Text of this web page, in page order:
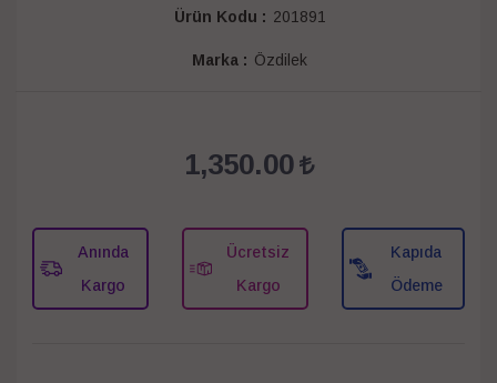
Ürün Kodu : 201891
Marka : Özdilek
1,350.00
Anında
Kargo
Ücretsiz
Kargo
Kapıda
Ödeme